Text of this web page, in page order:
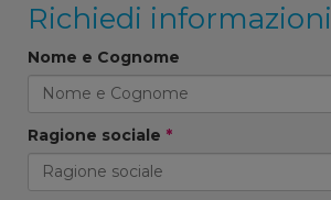
Richiedi informazioni
Nome e Cognome
Ragione sociale *